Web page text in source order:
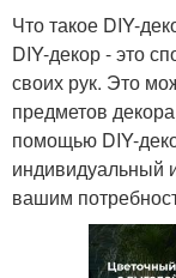
Что такое DIY-
DIY-декор - это
своих рук. Это
предметов
помощью DIY-
индивидуальный
вашим